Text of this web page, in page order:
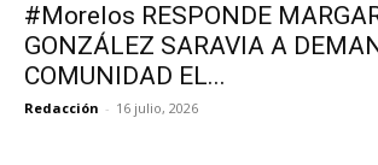
#Morelos RESPONDE
GONZÁLEZ SARAVIA A
COMUNIDAD EL...
Redacción - 16 julio, 2026